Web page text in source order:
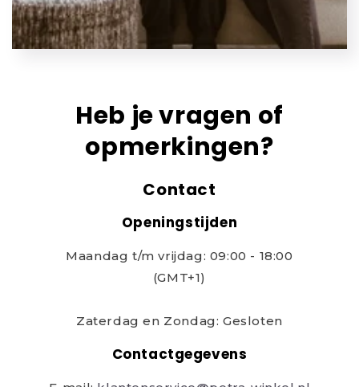
Heb je vragen of
opmerkingen?
Contact
Openingstijden
Maandag t/m vrijdag: 09:00 - 18:00
(GMT+1)
Zaterdag en Zondag: Gesloten
Contactgegevens